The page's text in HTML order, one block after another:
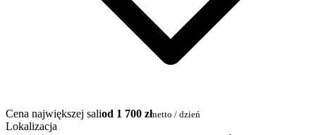
Cena największej saliod 1 700 złnetto / dzień
Lokalizacja